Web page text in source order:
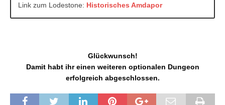
Link zum Lodestone: Historisches Amdapor
Glückwunsch!
Damit habt ihr einen weiteren optionalen Dungeon
erfolgreich abgeschlossen.